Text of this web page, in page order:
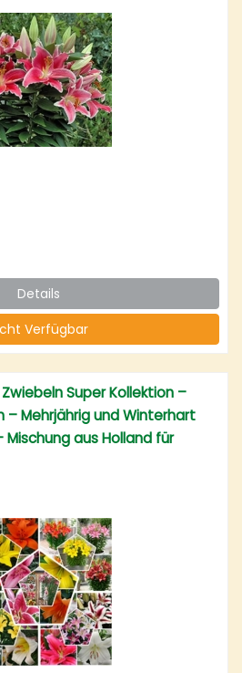
Details
Verfügbar
Super Kollektion –
– Mehrjährig und Winterhart
Mischung aus Holland für